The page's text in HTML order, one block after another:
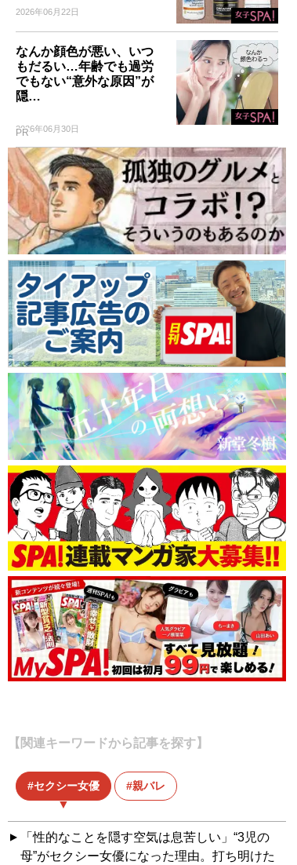
2026年06月22日
なんか顔色が悪い、いつ
もだるい…年齢でも過労
でもない“意外な原因”が
隠…
2026年06月30日
PR
【関連キーワードから記事を探す】
セクシー女優 親バレ
「性的なことを隠す空気は息苦しい」“3児の
母”がセクシー女優になった理由。打ち明けた